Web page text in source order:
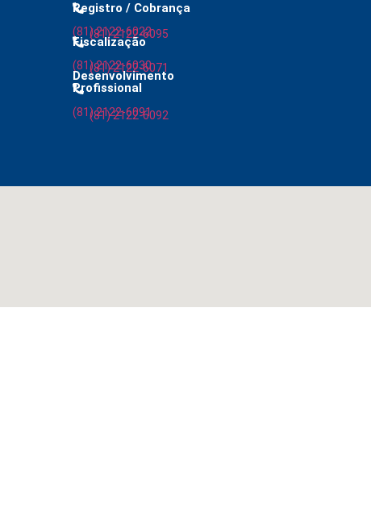
Registro / Cobrança
(81) 2122-6022
(81) 2122-6095
Fiscalização
(81) 2122-6030
(81) 2122-6071
Desenvolvimento
Profissional
(81) 2122-6091
(81) 2122-6092